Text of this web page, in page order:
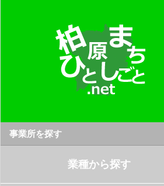
事業所を探す
業種から探す